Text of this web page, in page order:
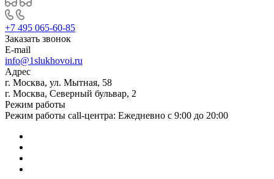
+7 495 065-60-85
Заказать звонок
E-mail
info@1slukhovoi.ru
Адрес
г. Москва, ул. Мытная, 58
г. Москва, Северный бульвар, 2
Режим работы
Режим работы call-центра: Ежедневно с 9:00 до 20:00